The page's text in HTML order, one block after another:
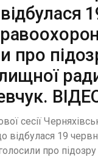
про
сесії
відбулася 19
про підозру